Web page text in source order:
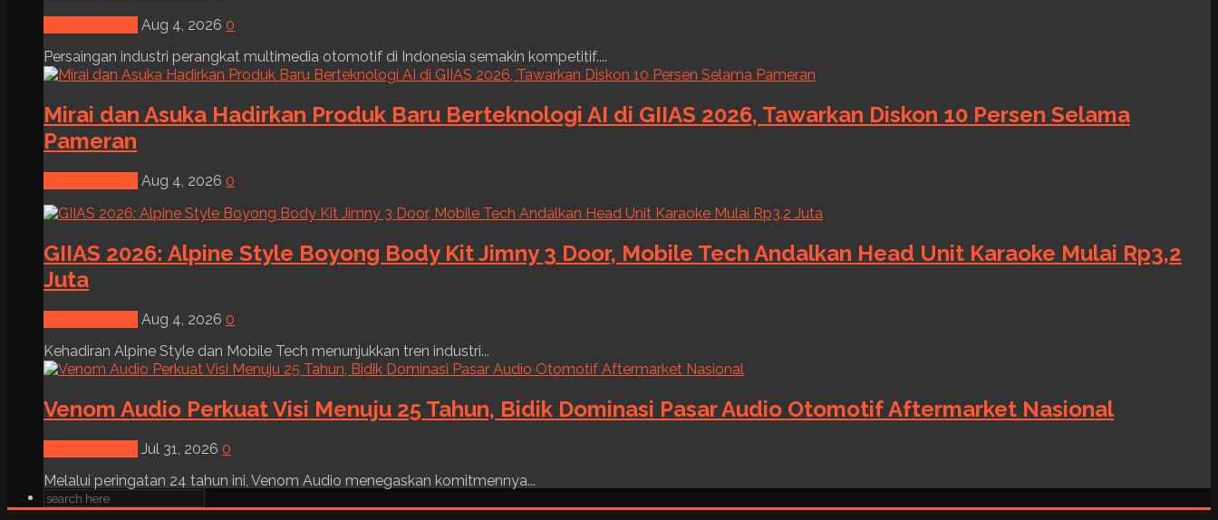
Aug 4, 2026 0
Persaingan industri perangkat multimedia otomotif di Indonesia semakin kompetitif....
Mirai dan Asuka Hadirkan Produk Baru Berteknologi AI di GIIAS 2026, Tawarkan Diskon 10 Persen Selama
Pameran
Aug 4, 2026 0
GIIAS 2026: Alpine Style Boyong Body Kit Jimny 3 Door, Mobile Tech Andalkan Head Unit Karaoke Mulai Rp3,2
Juta
Aug 4, 2026 0
Kehadiran Alpine Style dan Mobile Tech menunjukkan tren industri...
Venom Audio Perkuat Visi Menuju 25 Tahun, Bidik Dominasi Pasar Audio Otomotif Aftermarket Nasional
Jul 31, 2026 0
Melalui peringatan 24 tahun ini, Venom Audio menegaskan komitmennya...